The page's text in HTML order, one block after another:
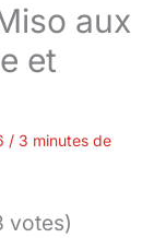
aux
et
/ 3 minutes de
votes)